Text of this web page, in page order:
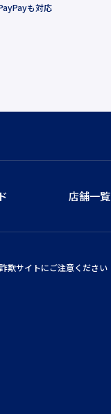
も対応
店舗一覧
欺サイトにご注意ください